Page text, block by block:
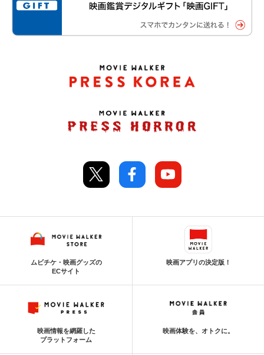
ムビチケ・映画グッズの
ECサイト
映画アプリの決定版！
映画情報を網羅した
プラットフォーム
映画体験を、オトクに。